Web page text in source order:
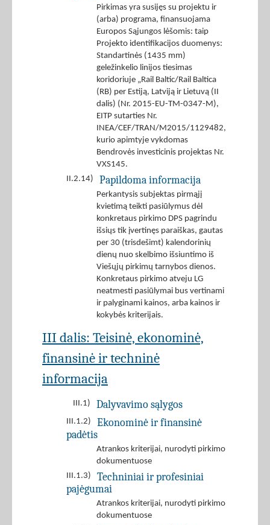
Pirkimas yra susijęs su projektu ir
(arba) programa, finansuojama
Europos Sąjungos lėšomis: taip
Projekto identifikacijos duomenys:
Standartinės (1435 mm)
geležinkelio linijos tiesimas
koridoriuje „Rail Baltic/Rail Baltica
(RB) per Estiją, Latviją ir Lietuvą (II
dalis) (Nr. 2015-EU-TM-0347-M),
EITP sutarties Nr.
INEA/CEF/TRAN/M2015/1129482,
kurio apimtyje vykdomas
Bendrovės investicinis projektas Nr.
VXS145.
II.2.14)
Papildoma informacija
Perkantysis subjektas pirmąjį
kvietimą teikti pasiūlymus dėl
konkretaus pirkimo DPS pagrindu
išsiųs tik įvertinęs paraiškas, gautas
per 30 (trisdešimt) kalendorinių
dienų nuo skelbimo išsiuntimo iš
Viešųjų pirkimų tarnybos dienos.
Konkretaus pirkimo atveju LG
neatmesti pasiūlymai bus vertinami
ir palyginami kainos, arba kainos ir
kokybės kriterijais.
III dalis: Teisinė, ekonominė,
finansinė ir techninė
informacija
III.1) Dalyvavimo sąlygos
III.1.2)
Ekonominė ir finansinė
padėtis
Atrankos kriterijai, nurodyti pirkimo
dokumentuose
III.1.3)
Techniniai ir profesiniai
pajėgumai
Atrankos kriterijai, nurodyti pirkimo
dokumentuose